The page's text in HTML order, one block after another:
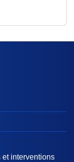
et interventions